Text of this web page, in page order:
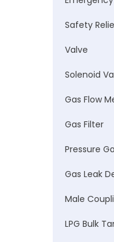
Safety
Valve
Solenoid
Gas Flow
Gas Filter
Pressure
Gas Leak
Male
LPG Bulk